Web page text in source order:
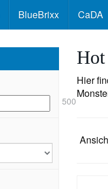
BlueBrixx CaDA
Hier
500